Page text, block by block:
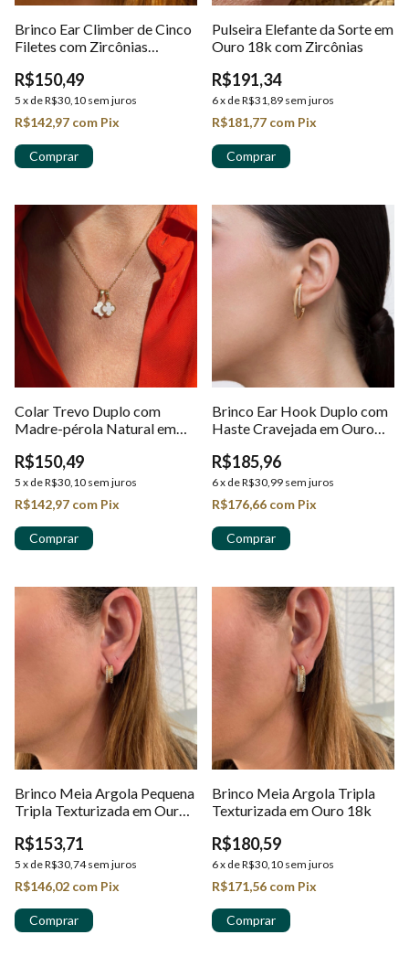
Brinco Ear Climber de Cinco
Filetes com Zircônias
R$150,49
5 x deR$30,10 sem juros
R$142,97 com Pix
Pulseira Elefante da Sorte em
Ouro 18k com Zircônias
R$191,34
6x deR$31,89 sem juros
R$181,77 com Pix
Colar Trevo Duplo com
Madre-pérola Natural em
R$150,49
5 x deR$30,10 sem juros
R$142,97 com Pix
Brinco Ear Hook Duplo com
Haste Cravejada em Ouro
R$185,96
6x deR$30,99 sem juros
R$176,66 com Pix
Brinco Meia Argola Pequena
Tripla Texturizada em Ouro
R$153,71
5 x deR$30,74 sem juros
R$146,02 com Pix
Brinco Meia Argola Tripla
Texturizada em Ouro 18k
R$180,59
6x deR$30,10 sem juros
R$171,56 com Pix